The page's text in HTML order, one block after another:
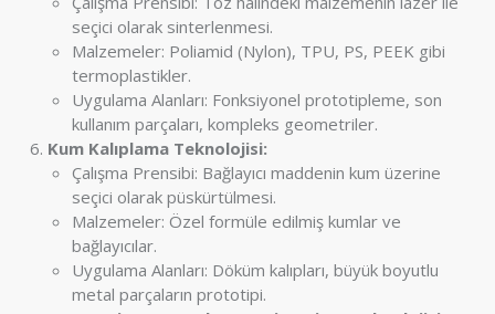
seçici olarak sinterlenmesi.
Malzemeler: Poliamid (Nylon), TPU, PS, PEEK gibi
termoplastikler.
Uygulama Alanları: Fonksiyonel prototipleme, son
kullanım parçaları, kompleks geometriler.
Kum Kalıplama Teknolojisi:
Çalışma Prensibi: Bağlayıcı maddenin kum üzerine
seçici olarak püskürtülmesi.
Malzemeler: Özel formüle edilmiş kumlar ve
bağlayıcılar.
Uygulama Alanları: Döküm kalıpları, büyük boyutlu
metal parçaların prototipi.